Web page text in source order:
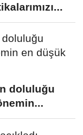
doluluğu